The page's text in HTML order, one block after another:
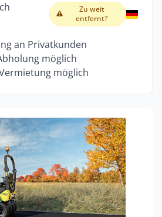
Zu weit
entfernt?
an Privatkunden
möglich
möglich